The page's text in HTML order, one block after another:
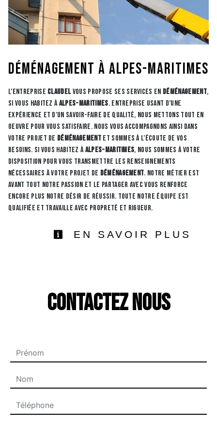
déménagement à Alpes-Maritimes
L’entreprise CLAUDELvous propose ses services en déménagement,
si vous habitez àAlpes-Maritimes. Entreprise usant d’une
expérience et d’un savoir-faire de qualité, nous mettons tout en
oeuvre pour vous satisfaire. Nous vous accompagnons ainsi dans
votre projet de déménagementet sommes à l’écoute de vos
besoins. Si vous habitez àAlpes-Maritimes, nous sommes à votre
disposition pour vous transmettre les renseignements
nécessaires à votre projet de déménagement. Notre métier est
avant tout notre passion et le partager avec vous renforce
encore plus notre désir de réussir. Toute notre équipe est
qualifiée et travaille avec propreté et rigueur.
EN SAVOIR PLUS
Contactez nous